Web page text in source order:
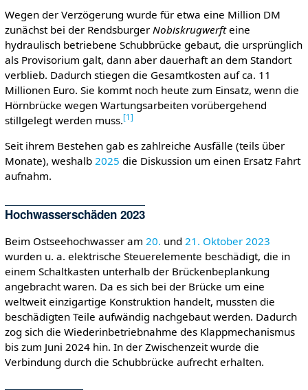
Wegen der Verzögerung wurde für etwa eine Million DM
zunächst bei der Rendsburger Nobiskrugwerfteine
hydraulisch betriebene Schubbrücke gebaut, die ursprünglich
als Provisorium galt, dann aber dauerhaft an dem Standort
verblieb. Dadurch stiegen die Gesamtkosten auf ca. 11
Millionen Euro. Sie kommt noch heute zum Einsatz, wenn die
Hörnbrücke wegen Wartungsarbeiten vorübergehend
stillgelegt werden muss.[1 ]
Seit ihrem Bestehen gab es zahlreiche Ausfälle (teils über
Monate), weshalb 2025 die Diskussion um einen Ersatz Fahrt
aufnahm.
Hochwasserschäden 2023
Beim Ostseehochwasser am 20. und 21. Oktober 2023
wurden u. a. elektrische Steuerelemente beschädigt, die in
einem Schaltkasten unterhalb der Brückenbeplankung
angebracht waren. Da es sich bei der Brücke um eine
weltweit einzigartige Konstruktion handelt, mussten die
beschädigten Teile aufwändig nachgebaut werden. Dadurch
zog sich die Wiederinbetriebnahme des Klappmechanismus
bis zum Juni 2024 hin. In der Zwischenzeit wurde die
Verbindung durch die Schubbrücke aufrecht erhalten.